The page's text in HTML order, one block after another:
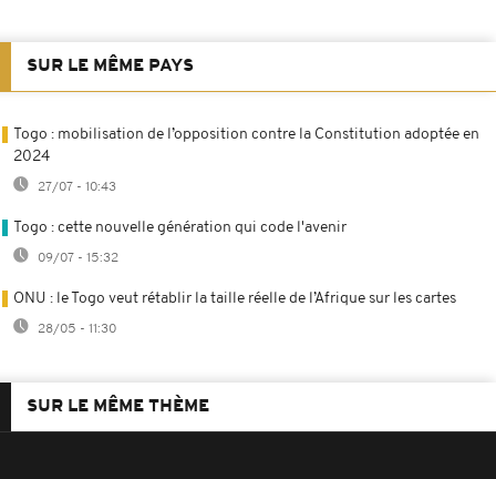
SUR LE MÊME PAYS
Togo : mobilisation de l’opposition contre la Constitution adoptée en
2024
27/07 - 10:43
Togo : cette nouvelle génération qui code l'avenir
09/07 - 15:32
ONU : le Togo veut rétablir la taille réelle de l’Afrique sur les cartes
28/05 - 11:30
SUR LE MÊME THÈME